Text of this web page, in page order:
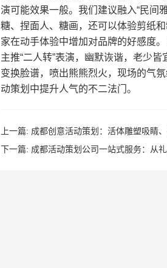
演可能效果一般。我们建议融入“民间
糖、捏面人、糖画，还可以体验剪纸
家在动手体验中增加对品牌的好感度
主推“二人转”表演，幽默诙谐，老少
变换脸谱，喷出熊熊烈火，现场的气
动策划中提升人气的不二法门。
上一篇: 成都创意活动策划：活体雕塑吸睛
下一篇: 成都活动策划公司一站式服务：从